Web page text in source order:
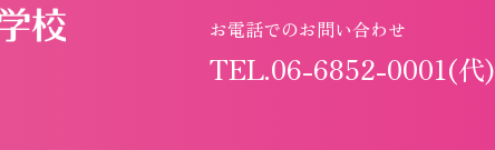
お電話でのお問い合わせ
TEL.06-6852-0001(代)